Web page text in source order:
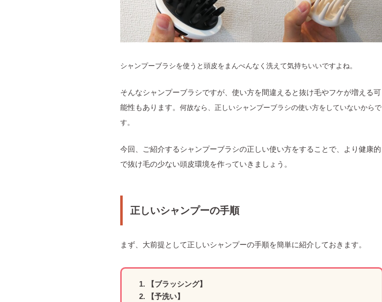
シャンプーブラシを使うと頭皮をまんべんなく洗えて気持ちいいですよね。
そんなシャンプーブラシですが、使い方を間違えると抜け毛やフケが増える可
能性もあります。 何故なら、正しいシャンプーブラシの使い方をしていないからで
す。
今回、ご紹介するシャンプーブラシの正しい使い方をすることで、より健康的
で抜け毛の少ない頭皮環境を作っていきましょう。
正しいシャンプーの手順
まず、大前提として正しいシャンプーの手順を簡単に紹介しておきます。
【ブラッシング】
【予洗い】